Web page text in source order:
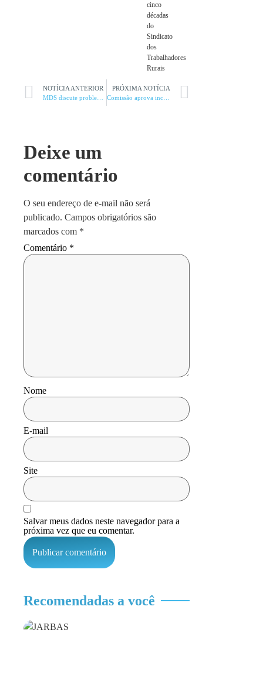
cinco
décadas
do
Sindicato
dos
Trabalhadores
Rurais
NOTÍCIA ANTERIOR
PRÓXIMA NOTÍCIA
Deixe um
comentário
O seu endereço de e-mail não será
publicado. Campos obrigatórios são
marcados com *
Comentário *
Nome
E-mail
Site
Salvar meus dados neste navegador para a
próxima vez que eu comentar.
Recomendadas a você